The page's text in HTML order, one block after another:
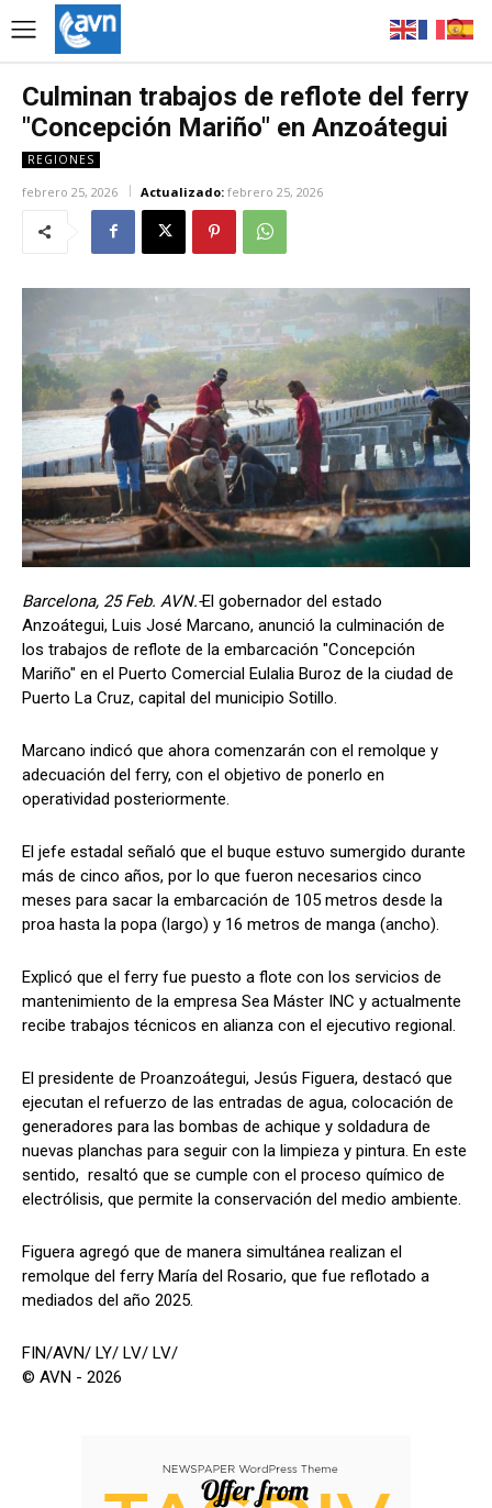
Culminan trabajos de reflote del ferry
"Concepción Mariño" en Anzoátegui
REGIONES
febrero 25, 2026 Actualizado: febrero 25, 2026
Barcelona, 25 Feb. AVN.-El gobernador del estado
Anzoátegui, Luis José Marcano, anunció la culminación de
los trabajos de reflote de la embarcación "Concepción
Mariño" en el Puerto Comercial Eulalia Buroz de la ciudad de
Puerto La Cruz, capital del municipio Sotillo.
Marcano indicó que ahora comenzarán con el remolque y
adecuación del ferry, con el objetivo de ponerlo en
operatividad posteriormente.
El jefe estadal señaló que el buque estuvo sumergido durante
más de cinco años, por lo que fueron necesarios cinco
meses para sacar la embarcación de 105 metros desde la
proa hasta la popa (largo) y 16 metros de manga (ancho).
Explicó que el ferry fue puesto a flote con los servicios de
mantenimiento de la empresa Sea Máster INC y actualmente
recibe trabajos técnicos en alianza con el ejecutivo regional.
El presidente de Proanzoátegui, Jesús Figuera, destacó que
ejecutan el refuerzo de las entradas de agua, colocación de
generadores para las bombas de achique y soldadura de
nuevas planchas para seguir con la limpieza y pintura. En este
sentido, resaltó que se cumple con el proceso químico de
electrólisis, que permite la conservación del medio ambiente.
Figuera agregó que de manera simultánea realizan el
remolque del ferry María del Rosario, que fue reflotado a
mediados del año 2025.
FIN/AVN/ LY/ LV/ LV/
© AVN - 2026